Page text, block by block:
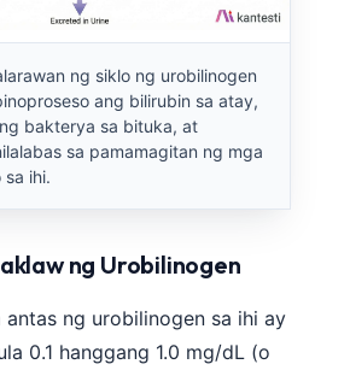
ng siklo ng urobilinogen
ang bilirubin sa atay,
bakterya sa bituka, at
sa pamamagitan ng mga
ihi.
ng Urobilinogen
antas ng urobilinogen sa ihi ay
0.1 hanggang 1.0 mg/dL (o